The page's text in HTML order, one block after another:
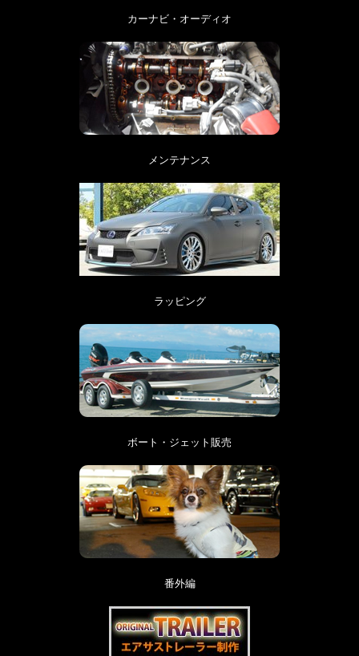
カーナビ・オーディオ
メンテナンス
ラッピング
ボート・ジェット販売
番外編